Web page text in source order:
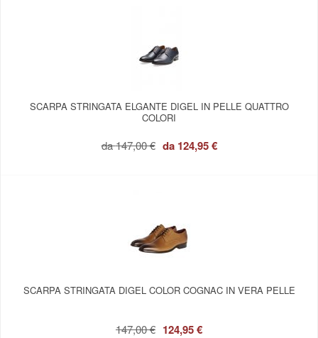
SCARPA STRINGATA ELGANTE DIGEL IN PELLE QUATTRO
COLORI
da147,00 € da 124,95 €
SCARPA STRINGATA DIGEL COLOR COGNAC IN VERA PELLE
147,00 € 124,95 €